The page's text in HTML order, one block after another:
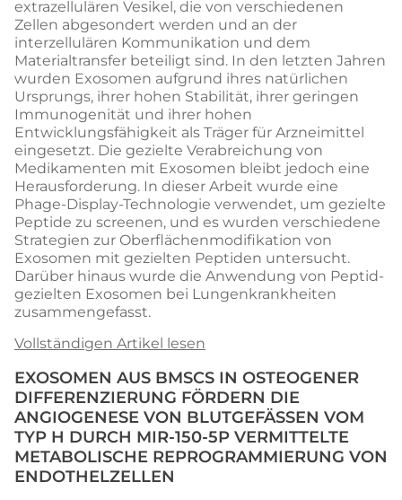
extrazellulären Vesikel, die von verschiedenen
Zellen abgesondert werden und an der
interzellulären Kommunikation und dem
Materialtransfer beteiligt sind. In den letzten Jahren
wurden Exosomen aufgrund ihres natürlichen
Ursprungs, ihrer hohen Stabilität, ihrer geringen
Immunogenität und ihrer hohen
Entwicklungsfähigkeit als Träger für Arzneimittel
eingesetzt. Die gezielte Verabreichung von
Medikamenten mit Exosomen bleibt jedoch eine
Herausforderung. In dieser Arbeit wurde eine
Phage-Display-Technologie verwendet, um gezielte
Peptide zu screenen, und es wurden verschiedene
Strategien zur Oberflächenmodifikation von
Exosomen mit gezielten Peptiden untersucht.
Darüber hinaus wurde die Anwendung von Peptid-
gezielten Exosomen bei Lungenkrankheiten
zusammengefasst.
Vollständigen Artikel lesen
EXOSOMEN AUS BMSCS IN OSTEOGENER
DIFFERENZIERUNG FÖRDERN DIE
ANGIOGENESE VON BLUTGEFÄSSEN VOM T
YP H DURCH MIR-150-5P VERMITTELTE M
ETABOLISCHE REPROGRAMMIERUNG VON E
NDOTHELZELLEN